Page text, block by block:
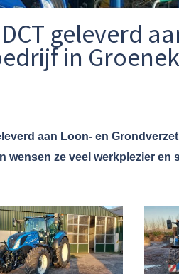
geleverd
in
aan Loon- en
wensen ze veel werkplezier en